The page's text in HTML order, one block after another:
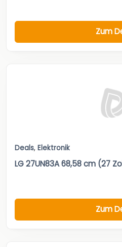
Zum
Deals, Elektronik
LG 27UN83A 68,58 cm (27
Zum